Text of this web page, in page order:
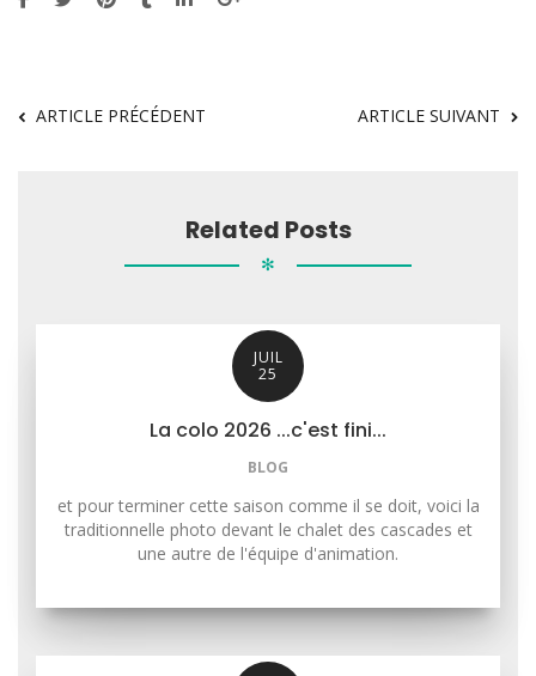
ARTICLE PRÉCÉDENT ARTICLE SUIVANT
Related Posts
✻
JUIL
25
La colo 2026 ...c'est fini...
BLOG
et pour terminer cette saison comme il se doit, voici la
traditionnelle photo devant le chalet des cascades et
une autre de l'équipe d'animation.